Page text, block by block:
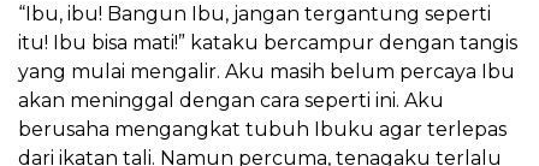
“Ibu, ibu! Bangun Ibu, jangan tergantung seperti
itu! Ibu bisa mati!” kataku bercampur dengan tangis
yang mulai mengalir. Aku masih belum percaya Ibu
akan meninggal dengan cara seperti ini. Aku
berusaha mengangkat tubuh Ibuku agar terlepas
dari ikatan tali. Namun percuma, tenagaku terlalu